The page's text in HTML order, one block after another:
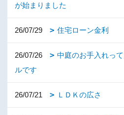
が始まりました
26/07/29 住宅ローン金利
26/07/26
中庭のお手入れっ
ルです
26/07/21 ＬＤＫの広さ